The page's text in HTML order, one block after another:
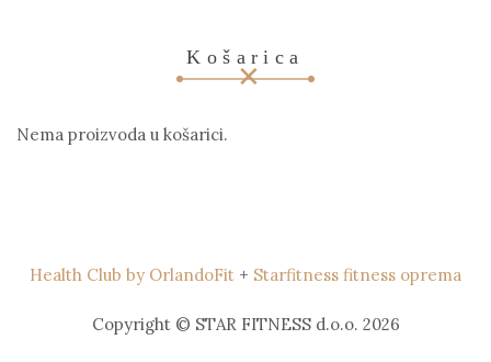
Košarica
Nema proizvoda u košarici.
Health Club by OrlandoFit + Starfitness fitness oprema
Copyright © STAR FITNESS d.o.o. 2026